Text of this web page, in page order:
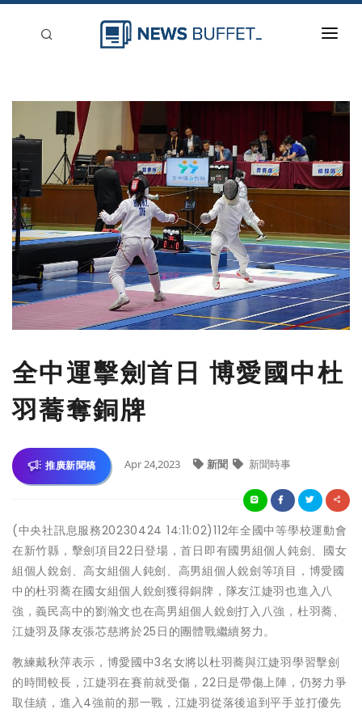
新聞稿分類
登入
刊登
全中運擊劍首日 博愛國中杜
羽蕎奪銅牌
推廣新聞稿 Apr 24,2023 新聞 新聞時事
(中央社訊息服務20230424 14:11:02)112年全國中等學校運動會
在新竹縣，擊劍項目22日登場，首日即有國男組個人鈍劍、國女
組個人銳劍、高女組個人鈍劍、高男組個人銳劍等項目，博愛國
中的杜羽蕎在國女組個人銳劍獲得銅牌，隊友江婕羽也進入八
強，義民高中的劉瀚文也在高男組個人銳劍打入八強，杜羽蕎、
江婕羽及隊友張芯慈將於25日的團體戰繼續努力。
教練戴秋萍表示，博愛國中3名女將以杜羽蕎與江婕羽學習擊劍
的時間較長，江婕羽在賽前就受傷，22日是帶傷上陣，仍努力爭
取佳績，進入4強前的那一戰，江婕羽從落後追到平手並打優先